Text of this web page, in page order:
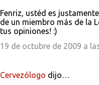
Fenriz, ustéd es
de un miembro más de la
tus opiniones! :)
19 de octubre de 2009 a
Cervezólogo dijo…